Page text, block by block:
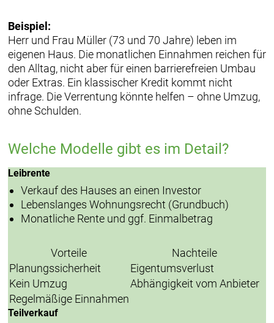
Beispiel:
Herr und Frau Müller (73 und 70 Jahre) leben im
eigenen Haus. Die monatlichen Einnahmen reichen für
den Alltag, nicht aber für einen barrierefreien Umbau
oder Extras. Ein klassischer Kredit kommt nicht
infrage. Die Verrentung könnte helfen – ohne Umzug,
ohne Schulden.
Welche Modelle gibt es im Detail?
Leibrente
Verkauf des Hauses an einen Investor
Lebenslanges Wohnungsrecht (Grundbuch)
Monatliche Rente und ggf. Einmalbetrag
Vorteile
Nachteile
Planungssicherheit
Eigentumsverlust
Kein Umzug
Abhängigkeit vom Anbieter
Regelmäßige Einnahmen
Teilverkauf